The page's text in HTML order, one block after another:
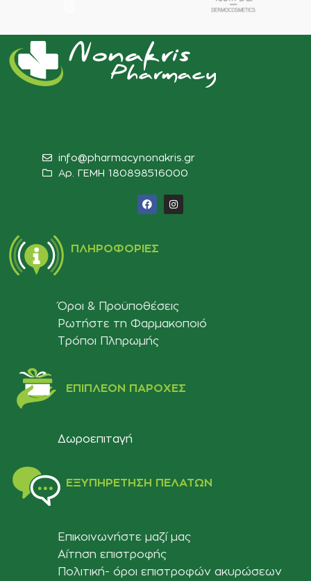
info@pharmacynonakris.gr
Αρ. ΓΕΜΗ 180898516000‬
ΠΛΗΡΟΦΟΡΊΕΣ
Όροι & Προϋποθέσεις
Ρωτήστε τη Φαρμακοποιό
Τρόποι Πληρωμής
ΕΠΙΠΛΈΟΝ ΠΑΡΟΧΈΣ
Δωροεπιταγή
ΕΞΥΠΗΡΈΤΗΣΗ ΠΕΛΑΤΏΝ
Επικοινωνήστε μαζί μας
Αίτηση επιστροφής
Πολιτική- όροι επιστροφών ακυρώσεων